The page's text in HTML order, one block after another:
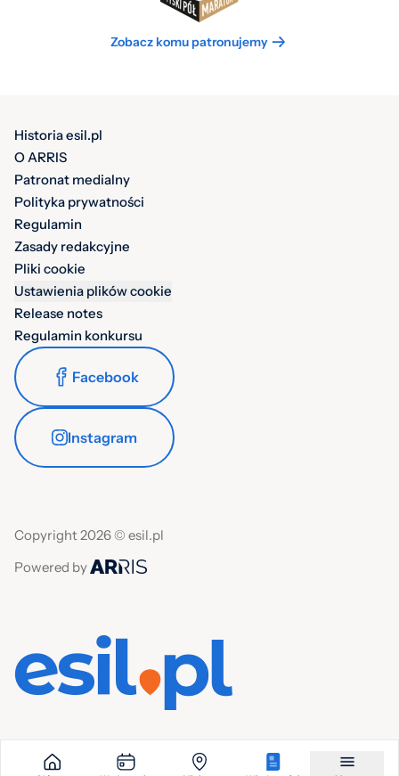
Zobacz komu patronujemy
Historia esil.pl
O ARRIS
Patronat medialny
Polityka prywatności
Regulamin
Zasady redakcyjne
Pliki cookie
Ustawienia plików cookie
Release notes
Regulamin konkursu
Facebook
Instagram
Copyright 2026 © esil.pl
Powered by